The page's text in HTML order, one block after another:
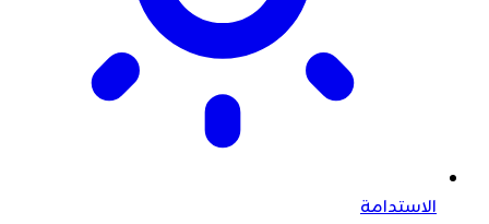
الاستدامة